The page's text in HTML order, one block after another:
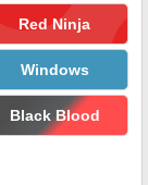
Red Ninja
Windows
Black Blood